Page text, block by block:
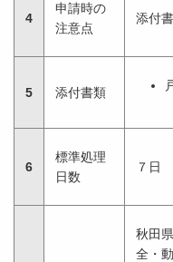
4
申請時の
注意点
添付
5 添付書類
6
標準処理
日数
７日
秋田
全・